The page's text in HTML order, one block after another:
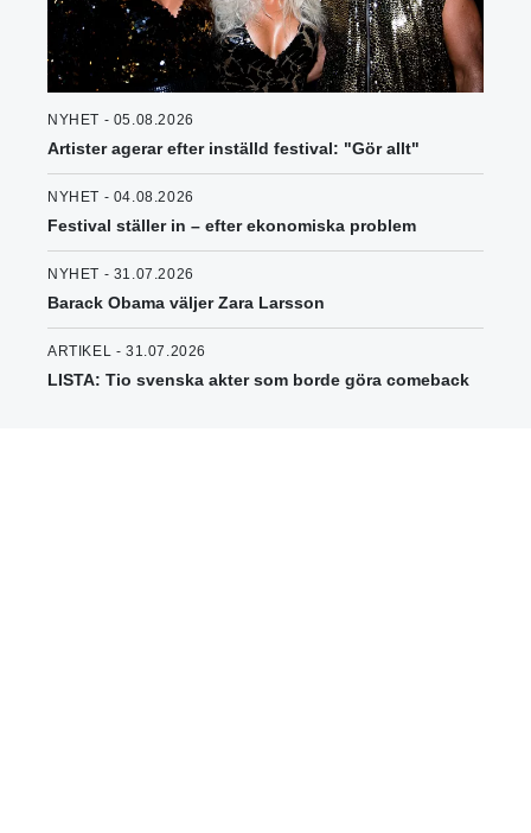
NYHET - 05.08.2026
Artister agerar efter inställd festival: "Gör allt"
NYHET - 04.08.2026
Festival ställer in – efter ekonomiska problem
NYHET - 31.07.2026
Barack Obama väljer Zara Larsson
ARTIKEL - 31.07.2026
LISTA: Tio svenska akter som borde göra comeback